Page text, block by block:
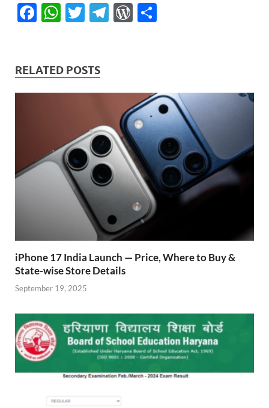
F
b
o
W
s
A
T
er
T
a
m
W
re
ss
RELATED POSTS
iPhone 17 India Launch — Price, Where to Buy &
State-wise Store Details
September 19, 2025